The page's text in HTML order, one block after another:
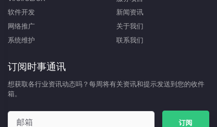
软件开发
网络推广
系统维护
新闻资讯
关于我们
联系我们
订阅时事通讯
想获取各行业资讯动态吗？每周将有关资讯和提示发送到您的收件
箱。
订阅